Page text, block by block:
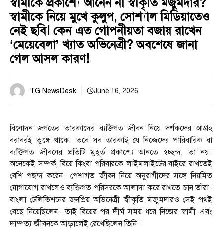
স্বামীকে প্রকাশ্যে আনেন না স্বীকৃতি মজুমদার?
স্বামীকে নিয়ে মুখে কুলুপ, সোশ্যাল মিডিয়াতেও
নেই ছবি! কেন এত গোপনীয়তা বজায় রাখেন
‘মেয়েবেলা’ খ্যাত অভিনেত্রী? অবশেষে জানা
গেল আসল কারণ!
TG NewsDesk June 16, 2026
বিনোদন জগতের তারকাদের ব্যক্তিগত জীবন নিয়ে দর্শকদের আগ্রহ
বরাবরই তুঙ্গে থাকে। তবে সব তারকাই যে নিজেদের পারিবারিক বা
ব্যক্তিগত জীবনের প্রতিটি মুহূর্ত প্রকাশ্যে আনতে স্বচ্ছন্দ, তা নয়।
অনেকেই সম্পর্ক, বিয়ে কিংবা পরিবারকে লাইমলাইটের বাইরে রাখতেই
বেশি পছন্দ করেন। পেশাগত জীবন নিয়ে অনুরাগীদের সঙ্গে নিয়মিত
যোগাযোগ রাখলেও ব্যক্তিগত পরিসরকে আলাদা করে রাখতে চান তাঁরা।
বাংলা টেলিভিশনের জনপ্রিয় অভিনেত্রী স্বীকৃতি মজুমদারও সেই পথই
বেছে নিয়েছিলেন। তাই বিয়ের পর দীর্ঘ সময় ধরে নিজের স্বামী এবং
দাম্পত্য জীবনকে আড়ালেই রেখেছিলেন তিনি।